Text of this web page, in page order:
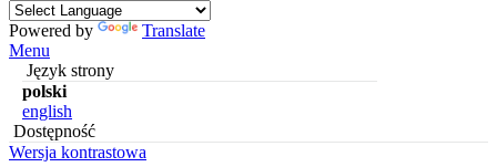
Powered by
Translate
Menu
Język strony
polski
english
Dostępność
Wersja kontrastowa